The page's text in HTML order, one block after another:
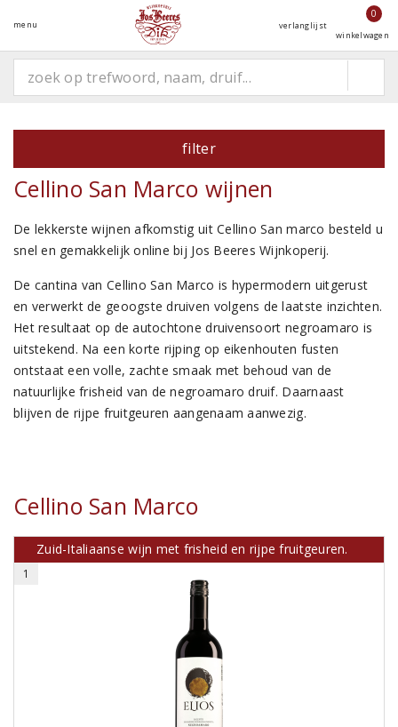
menu verlanglijst
0
winkelwagen
filter
Cellino San Marco wijnen
De lekkerste wijnen afkomstig uit Cellino San marco besteld u
snel en gemakkelijk online bij Jos Beeres Wijnkoperij.
De cantina van Cellino San Marco is hypermodern uitgerust
en verwerkt de geoogste druiven volgens de laatste inzichten.
Het resultaat op de autochtone druivensoort negroamaro is
uitstekend. Na een korte rijping op eikenhouten fusten
ontstaat een volle, zachte smaak met behoud van de
natuurlijke frisheid van de negroamaro druif. Daarnaast
blijven de rijpe fruitgeuren aangenaam aanwezig.
Cellino San Marco
Zuid-Italiaanse wijn met frisheid en rijpe fruitgeuren.
1